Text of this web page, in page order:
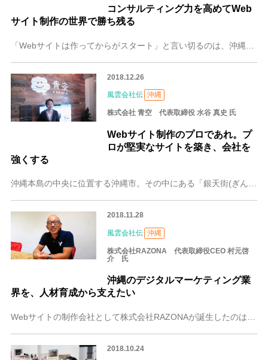
コンサルティング力を高めてWeb
サイト制作の世界で勝ち残る
2018.12.26
風雲会社伝 沖縄
株式会社 青空 代表取締役 水谷 真史 氏
Webサイト制作のプロであれ。プ
ロが堅実なサイトを築き、会社を
強くする
沖縄本島の中央に位置する沖縄市。その中にある「銀天街(ぎんてんがい)」というレトロな商店街の一角に、今回お話を伺った「株式会社 青空」のオフィスがあります。この
2018.11.28
風雲会社伝 沖縄
株式会社RAZONA 代表取締役CEO 村元啓
介 氏
沖縄のデジタルマーケティング業
界を、人材育成から支えたい
2018.10.24